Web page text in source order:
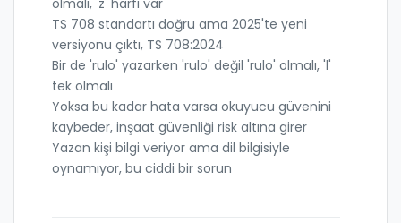
TS 708 standartı doğru ama 2025'te yeni
versiyonu çıktı, TS 708:2024
Bir de 'rulo' yazarken 'rulo' değil 'rulo' olmalı, 'l'
tek olmalı
Yoksa bu kadar hata varsa okuyucu güvenini
kaybeder, inşaat güvenliği risk altına girer
Yazan kişi bilgi veriyor ama dil bilgisiyle
oynamıyor, bu ciddi bir sorun